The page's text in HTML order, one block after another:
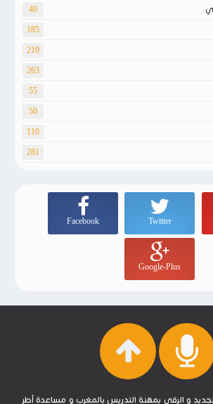
40
185
219
263
55
50
110
281
Twitter
Facebook
Google-Plus
و الرقي بمهنة التدريس بالمغرب و مساعدة أطر